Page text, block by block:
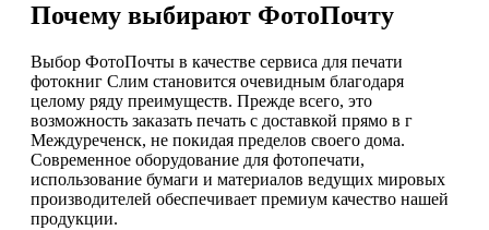
Почему выбирают ФотоПочту
Выбор ФотоПочты в качестве сервиса для печати
фотокниг Слим становится очевидным благодаря
целому ряду преимуществ. Прежде всего, это
возможность заказать печать с доставкой прямо в г
Междуреченск, не покидая пределов своего дома.
Современное оборудование для фотопечати,
использование бумаги и материалов ведущих мировых
производителей обеспечивает премиум качество нашей
продукции.